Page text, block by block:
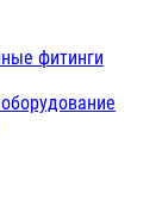
фитинги